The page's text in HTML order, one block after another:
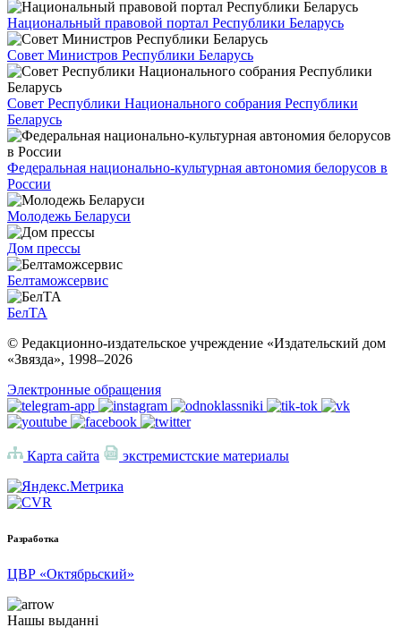
Национальный правовой портал Республики Беларусь
Совет Министров Республики Беларусь
Совет Республики Национального собрания Республики
Беларусь
Федеральная национально-культурная автономия белорусов в
России
Молодежь Беларуси
Дом прессы
Белтаможсервис
БелТА
© Редакционно-издательское учреждение «Издательский дом
«Звязда», 1998–2026
Электронные обращения
Карта сайта экстремистские материалы
Разработка
ЦВР «Октябрьский»
Нашы выданні